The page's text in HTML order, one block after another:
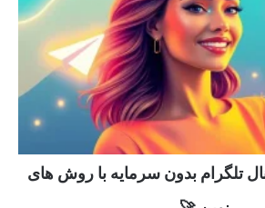
تلگرام بدون سرمایه با روش های